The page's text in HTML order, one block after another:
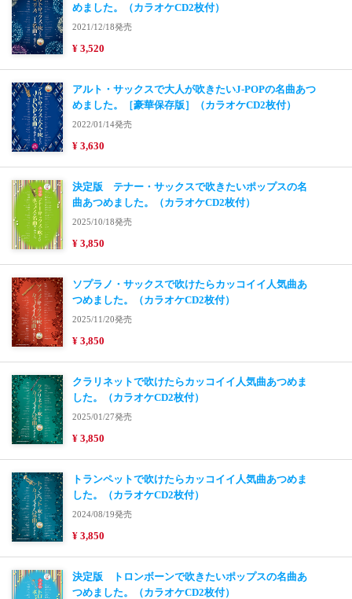
めました。（カラオケCD2枚付）
2021/12/18発売
¥ 3,520
アルト・サックスで大人が吹きたいJ-POPの名曲あつ
めました。［豪華保存版］（カラオケCD2枚付）
2022/01/14発売
¥ 3,630
決定版 テナー・サックスで吹きたいポップスの名
曲あつめました。（カラオケCD2枚付）
2025/10/18発売
¥ 3,850
ソプラノ・サックスで吹けたらカッコイイ人気曲あ
つめました。（カラオケCD2枚付）
2025/11/20発売
¥ 3,850
クラリネットで吹けたらカッコイイ人気曲あつめま
した。（カラオケCD2枚付）
2025/01/27発売
¥ 3,850
トランペットで吹けたらカッコイイ人気曲あつめま
した。（カラオケCD2枚付）
2024/08/19発売
¥ 3,850
決定版 トロンボーンで吹きたいポップスの名曲あ
つめました。（カラオケCD2枚付）